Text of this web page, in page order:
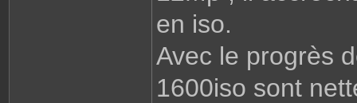
en iso.
Avec le progrès
1600iso sont